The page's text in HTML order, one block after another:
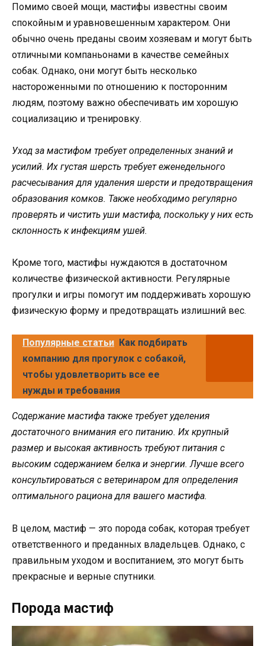
Помимо своей мощи, мастифы известны своим
спокойным и уравновешенным характером. Они
обычно очень преданы своим хозяевам и могут быть
отличными компаньонами в качестве семейных
собак. Однако, они могут быть несколько
настороженными по отношению к посторонним
людям, поэтому важно обеспечивать им хорошую
социализацию и тренировку.
Уход за мастифом требует определенных знаний и
усилий. Их густая шерсть требует еженедельного
расчесывания для удаления шерсти и предотвращения
образования комков. Также необходимо регулярно
проверять и чистить уши мастифа, поскольку у них есть
склонность к инфекциям ушей.
Кроме того, мастифы нуждаются в достаточном
количестве физической активности. Регулярные
прогулки и игры помогут им поддерживать хорошую
физическую форму и предотвращать излишний вес.
Популярные статьи Как подбирать
компанию для прогулок с собакой,
чтобы удовлетворить все ее
нужды и требования
Содержание мастифа также требует уделения
достаточного внимания его питанию. Их крупный
размер и высокая активность требуют питания с
высоким содержанием белка и энергии. Лучше всего
консультироваться с ветеринаром для определения
оптимального рациона для вашего мастифа.
В целом, мастиф — это порода собак, которая требует
ответственного и преданных владельцев. Однако, с
правильным уходом и воспитанием, это могут быть
прекрасные и верные спутники.
Порода мастиф